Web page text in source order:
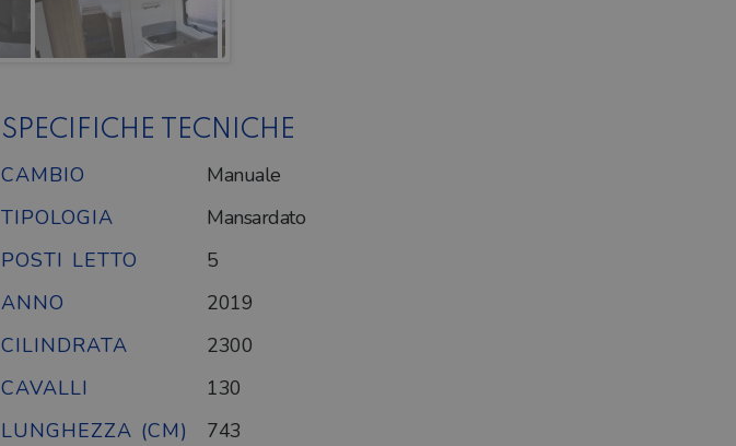
SPECIFICHE TECNICHE
CAMBIO
Manuale
TIPOLOGIA
Mansardato
POSTI LETTO
5
ANNO
2019
CILINDRATA
2300
CAVALLI
130
LUNGHEZZA (CM)
743